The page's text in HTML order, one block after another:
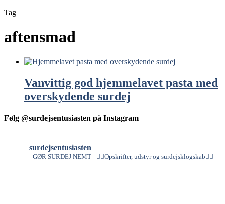
Tag
aftensmad
Vanvittig god hjemmelavet pasta med
overskydende surdej
Følg @surdejsentusiasten på Instagram
surdejsentusiasten
- GØR SURDEJ NEMT - 👇🏻Opskrifter, udstyr og surdejsklogskab👇🏻